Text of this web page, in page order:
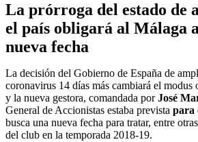
La prórroga del estado de
el país obligará al Málaga
nueva fecha
La decisión del Gobierno de España de
coronavirus 14 días más cambiará el
y la nueva gestora, comandada porJosé
General de Accionistas estaba prevista para
busca una nueva fecha para tratar, entre
del club en la temporada 2018-19.